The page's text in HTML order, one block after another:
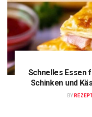
Schnelles Essen
Schinken und
BY